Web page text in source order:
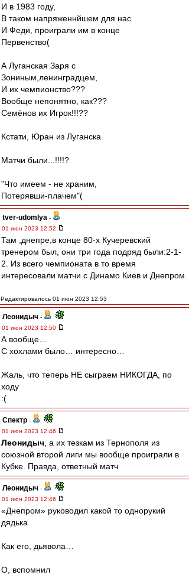
И в 1983 году,
В таком напряженнйшем для нас
И Феди, проиграли им в конце
Первенство(
А Луганская Заря с
Зониным,ленинградцем,
И их чемпионство???
Вообще непонятно, как???
Семёнов их Игрок!!!??
Кстати, Юран из Луганска
Матчи были...!!!!?
"Что имеем - не храним,
Потерявши-плачем"(
tver-udomlya -
01 июн 2023 12:52
Там ,днепре,в конце 80-х Кучеревский
тренером был, они три года подряд были:2-1-
2. Из всего чемпионата в то время
интересовали матчи с Динамо Киев и Днепром.
Редактировалось 01 июн 2023 12:53
Леонидыч -
01 июн 2023 12:50
А вообще…
С хохлами было… интересно…
Жаль, что теперь НЕ сыграем НИКОГДА, по
ходу
:(
Спектр -
01 июн 2023 12:46
Леонидыч , а их тезкам из Тернополя из
союзной второй лиги мы вообще проиграли в
Кубке. Правда, ответный матч
Леонидыч -
01 июн 2023 12:46
«Днепром» руководил какой то однорукий
дядька
Как его, дьявола…
О, вспомнил